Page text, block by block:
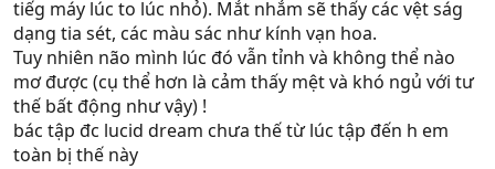
tiếg máy lúc to lúc nhỏ). Mắt nhắm sẽ thấy các vệt ság
dạng tia sét, các màu sác như kính vạn hoa.
Tuy nhiên não mình lúc đó vẫn tỉnh và không thể nào
mơ được (cụ thể hơn là cảm thấy mệt và khó ngủ với tư
thế bất động như vậy) !
bác tập đc lucid dream chưa thế từ lúc tập đến h em
toàn bị thế này